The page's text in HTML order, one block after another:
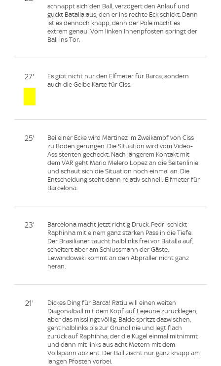
schnappt sich den Ball, verzögert den Anlauf und
guckt Batalla aus, den er ins rechte Eck schickt. Dann
ist es dennoch knapp, denn der Pole macht es
extrem genau: Vom linken Innenpfosten springt der
Ball ins Tor.
27'
Es gibt nicht nur den Elfmeter für Barca, sondern
auch die Gelbe Karte für Ciss.
25'
Bei einer Ecke wird Martinez im Zweikampf von Ciss
zu Boden gerungen. Die Situation wird vom Video-
Assistenten gecheckt. Nach längerem Kontakt mit
dem VAR geht Mario Melero Lopez an die Seitenlinie
und schaut sich die Situation noch einmal an. Die
Entscheidung steht dann relativ schnell: Elfmeter für
Barcelona.
23'
Barcelona macht jetzt richtig Druck. Pedri schickt
Raphinha mit einem ganz starken Pass in die Tiefe.
Der Brasilianer taucht halblinks frei vor Batalla auf,
scheitert aber am Schlussmann der Gäste.
Lewandowski kommt an den Abpraller nicht ganz
heran.
21'
Dickes Ding für Barca! Ratiu will einen weiten
Diagonalball mit dem Kopf auf Lejeune zurücklegen,
aber das misslingt völlig. Balde spritzt dazwischen,
geht halblinks bis zur Grundlinie und legt flach
zurück auf Raphinha, der die Kugel einmal mitnimmt
und dann mit links aus acht Metern mit dem
Vollspann abzieht. Der Ball zischt nur ganz knapp am
langen Pfosten vorbei.